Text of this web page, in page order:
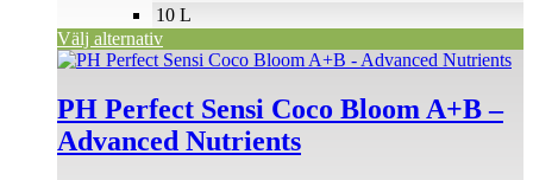
10 L
Välj alternativ
PH Perfect Sensi Coco Bloom A+B –
Advanced Nutrients